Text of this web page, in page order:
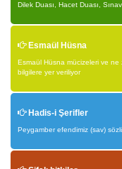
Dilek Duası, Hacet Duası,
Esmaül Hüsna
Esmaül Hüsna mücizeleri ve ne
bilgilere yer veriliyor
Hadis-i Şerifler
Peygamber efendimiz (sav)